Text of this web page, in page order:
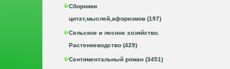
Сборники
цитат,мыслей,афоризмов (197)
Сельское и лесное хозяйство.
Растениеводство (429)
Сентиментальный роман (3451)